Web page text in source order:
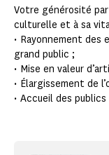
Votre générosité
culturelle et à sa
• Rayonnement
grand public ;
• Mise en valeur
• Élargissement de
• Accueil des